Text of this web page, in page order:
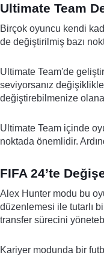
Ultimate Team
Birçok oyuncu kendi
de değiştirilmiş bazı
Ultimate Team'de
seviyorsanız
değiştirebilmenize
Ultimate Team içinde
noktada önemlidir.
FIFA 24’te
Alex Hunter modu bu
düzenlemesi ile tutarlı
transfer sürecini
Kariyer modunda bir